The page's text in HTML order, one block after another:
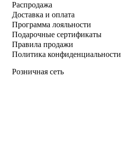
Распродажа
Доставка и оплата
Программа лояльности
Подарочные сертификаты
Правила продажи
Политика конфиденциальности
Розничная сеть